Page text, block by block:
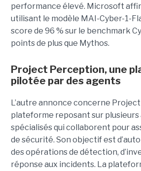
performance élevé. Microsoft
utilisant le modèle MAI-Cyber-1-
score de 96 % sur le benchmark
points de plus que Mythos.
Project Perception, une
pilotée par des agents
L’autre annonce concerne
plateforme reposant sur plusieurs
spécialisés qui collaborent pour
de sécurité. Son objectif est
des opérations de détection,
réponse aux incidents. La